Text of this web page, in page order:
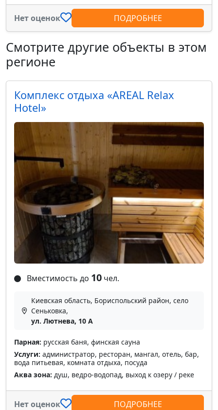
Нет оценок ПОДРОБНЕЕ
Смотрите другие объекты в этом
регионе
Комплекс отдыха «AREAL Relax
Hotel»
Вместимость до 10 чел.
Киевская область, Бориспольский район, село
Сеньковка,
ул. Лютнева, 10 А
Парная: русская баня, финская сауна
Услуги: администратор, ресторан, мангал, отель, бар,
вода питьевая, комната отдыха, посуда
Аква зона: душ, ведро-водопад, выход к озеру / реке
Нет оценок ПОДРОБНЕЕ